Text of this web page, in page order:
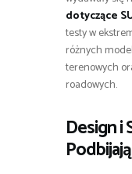
dotyczące
testy w
różnych
terenowych
roadowych.
Design i